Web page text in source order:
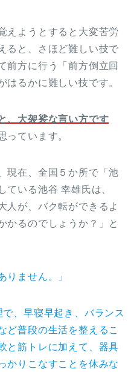
えようとすると大変苦労
ると、さほど難しい技で
前方に行う「前方倒立回
はるかに難しい技です。
、大袈裟な言い方です
っています。
現在、全国５か所で「池
ている池谷 幸雄氏は、
人が、バク転ができるよ
かるのでしょうか？」と
りません。」
で、早寝早起き、バランス
ど普段の生活を整えるこ
と筋トレに加えて、器具
かりこなすことを休みな